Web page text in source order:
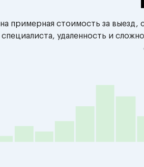
примерная стоимость за
специалиста, удаленность и